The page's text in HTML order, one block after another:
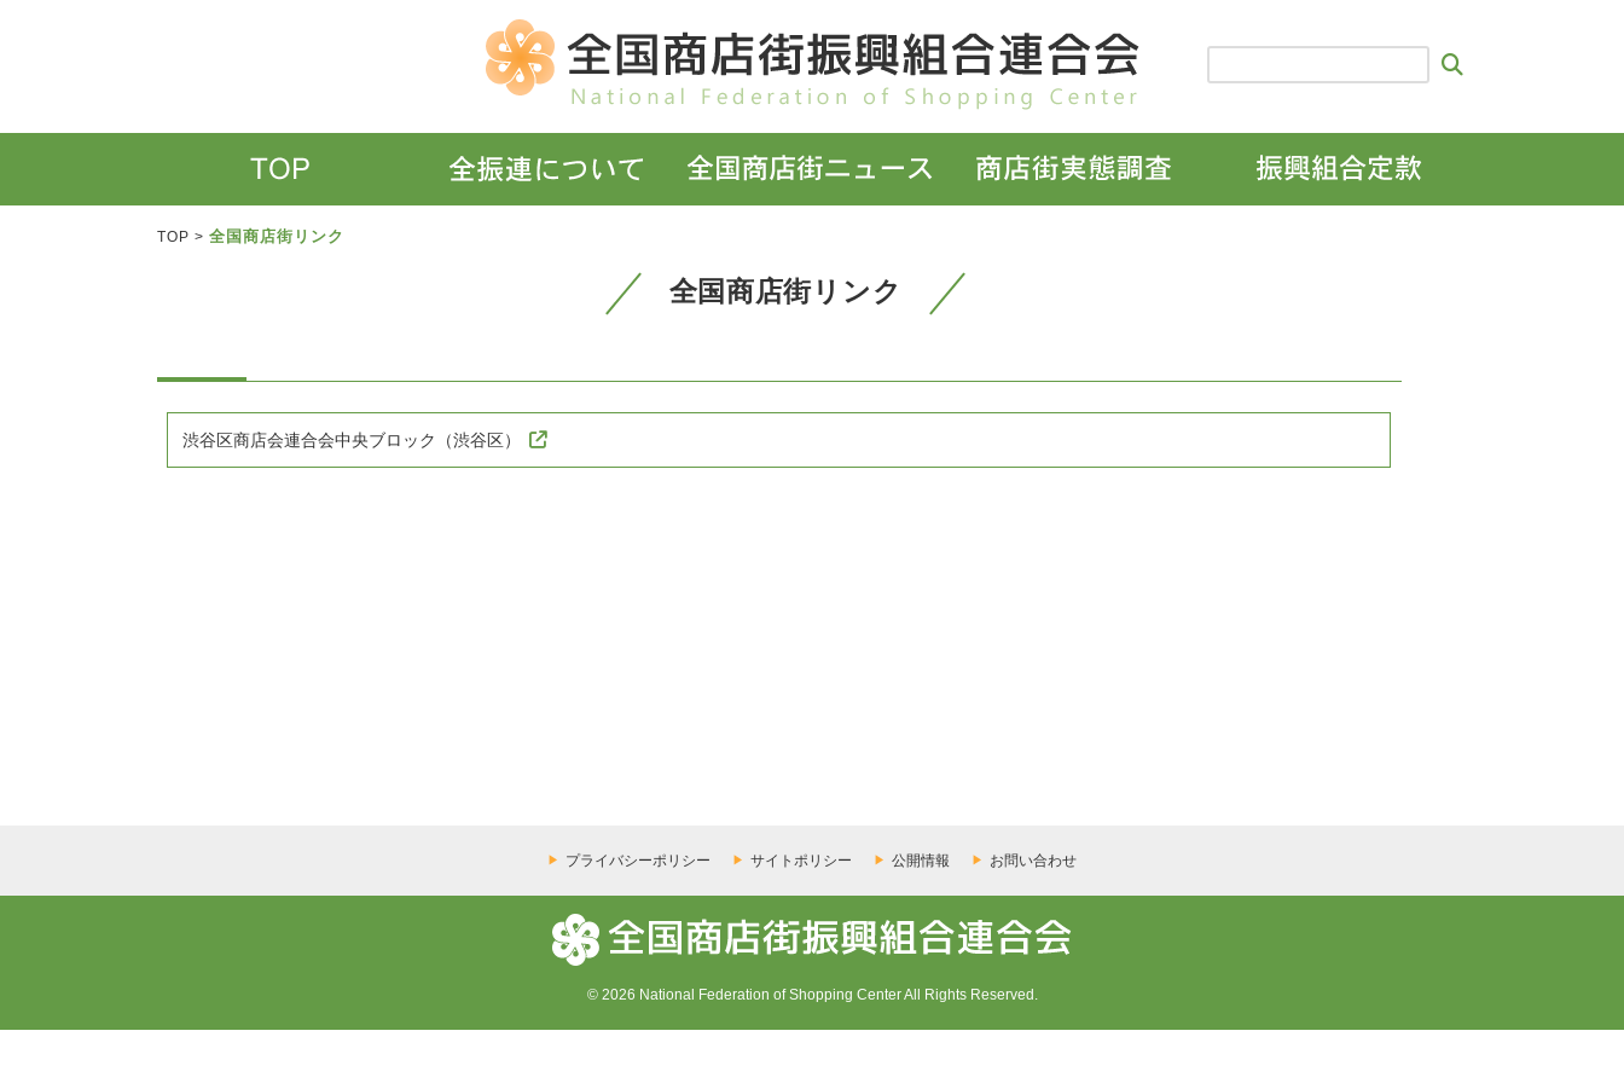
TOP > 全国商店街リンク
全国商店街リンク
渋谷区商店会連合会中央ブロック（渋谷区）
プライバシーポリシー サイトポリシー 公開情報 お問い合わせ
© 2026 National Federation of Shopping Center All Rights Reserved.